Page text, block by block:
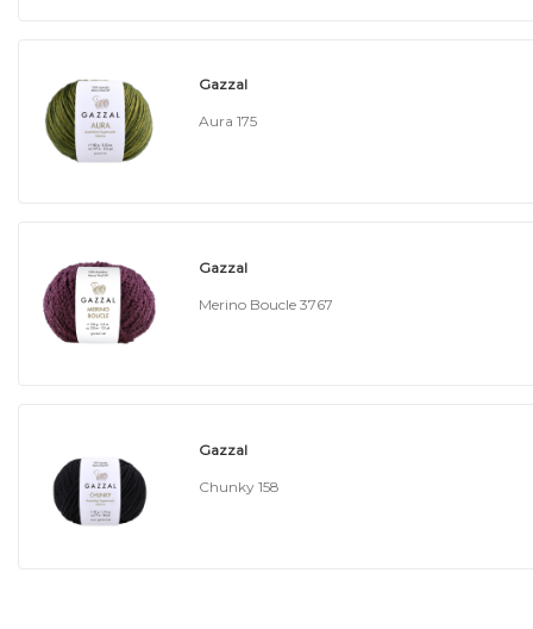
Gazzal
Aura 175
Gazzal
Merino Boucle 3767
Gazzal
Chunky 158